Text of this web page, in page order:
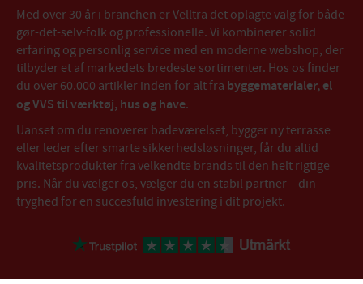
Med over 30 år i branchen er Velltra det oplagte valg for både
gør-det-selv-folk og professionelle. Vi kombinerer solid
erfaring og personlig service med en moderne webshop, der
tilbyder et af markedets bredeste sortimenter. Hos os finder
du over 60.000 artikler inden for alt fra byggematerialer, el
og VVS til værktøj, hus og have.
Uanset om du renoverer badeværelset, bygger ny terrasse
eller leder efter smarte sikkerhedsløsninger, får du altid
kvalitetsprodukter fra velkendte brands til den helt rigtige
pris. Når du vælger os, vælger du en stabil partner – din
tryghed for en succesfuld investering i dit projekt.